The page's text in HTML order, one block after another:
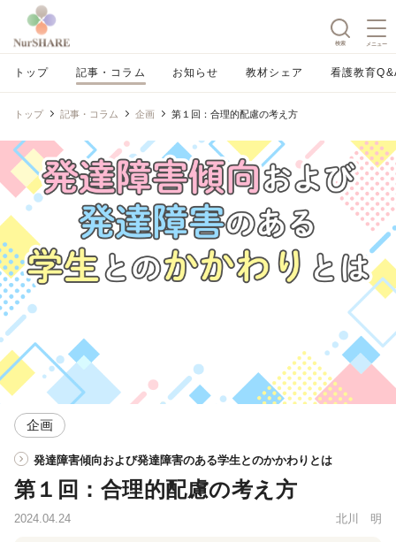
検索 メニュー
トップ 記事・コラム お知らせ 教材シェア 看護教育
トップ 記事・コラム 企画 第１回：合理的配慮の考え方
企画
発達障害傾向および発達障害のある学生とのかかわりとは
第１回：合理的配慮の考え方
2024.04.24 北川 明